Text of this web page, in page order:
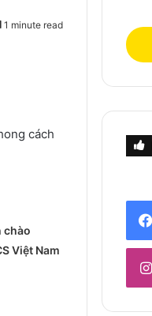
1 minute read
cách
chào
Việt Nam